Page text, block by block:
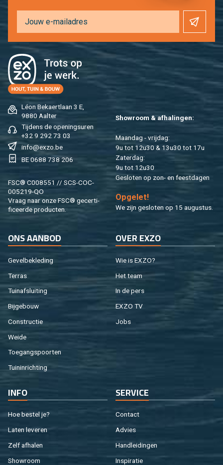
Léon Be­kaert­laan 3 E,
9880 Aal­ter
Tij­dens de ope­nings­uren
+32 9 292 73 03
info@​exzo.​be
BE 0688 738 206
FSC® C008551 // SCS-COC-
005219-QO
Vraag naar onze FSC® ge­cer­ti­
fi­ceer­de pro­duc­ten.
Show­room & af­ha­lin­gen:
Maan­dag - vrij­dag:
9u tot 12u30 & 13u30 tot 17u
Za­ter­dag:
9u tot 12u30
Ge­slo­ten op zon- en feest­da­gen
Op­ge­let!
We zijn ge­slo­ten op 15 au­gus­tus.
ONS AAN­BOD
Ge­vel­be­kle­ding
Ter­ras
Tuin­af­slui­ting
Bij­ge­bouw
Con­struc­tie
Weide
Toe­gangs­poor­ten
Tuin­in­rich­ting
OVER EXZO
Wie is EXZO?
Het team
In de pers
EXZO TV
Jobs
INFO
Hoe be­stel je?
Laten le­ve­ren
Zelf af­ha­len
Show­room
SER­VI­CE
Con­tact
Ad­vies
Hand­lei­din­gen
In­spi­ra­tie